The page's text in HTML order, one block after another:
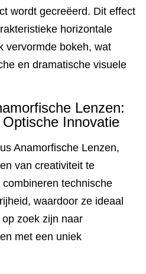
wordt gecreëerd. Dit effect
horizontale
vervormde bokeh, wat
en dramatische visuele
Lenzen:
Innovatie
Anamorfische Lenzen,
van creativiteit te
technische
waardoor ze ideaal
zoek zijn naar
met een uniek